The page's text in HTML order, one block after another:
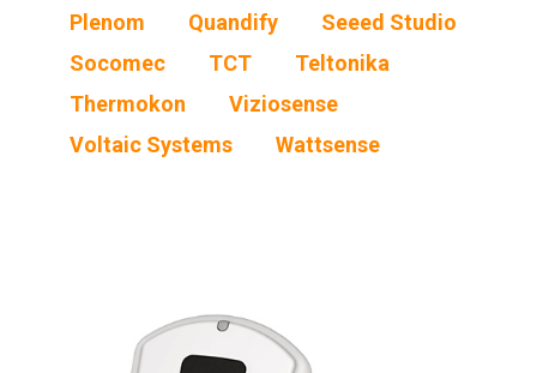
Plenom
Quandify
Seeed Studio
Socomec
TCT
Teltonika
Thermokon
Viziosense
Voltaic Systems
Wattsense